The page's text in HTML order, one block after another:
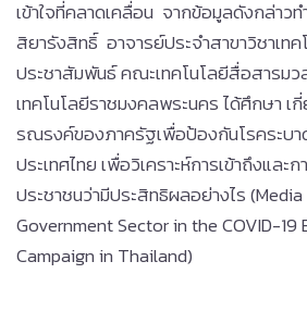
เข้าใจที่คลาดเคลื่อน จากข้อมูลดังกล่า
สิยารังสิทธิ์ อาจารย์ประจำสาขาวิชาเท
ประชาสัมพันธ์ คณะเทคโนโลยีสื่อสารมว
เทคโนโลยีราชมงคลพระนคร ได้ศึกษา เ
รณรงค์ของภาครัฐเพื่อป้องกันโรคระบา
ประเทศไทย เพื่อวิเคราะห์การเข้าถึงและ
ประชาชนว่ามีประสิทธิผลอย่างไร
Government Sector in the COVID-19
Campaign in Thailand)